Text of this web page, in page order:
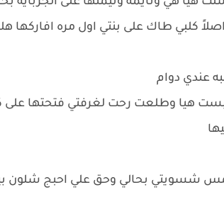
كلبي طاك على بنتي اول مره
عندي دوام
هيا وطلعت رحت لغرفتي فتحتها على
شسويتي بحالي وحق علي احبج شلون بيه